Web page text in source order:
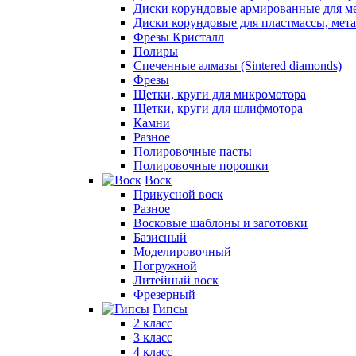
Диски корундовые армированные для
Диски корундовые для пластмассы,
Фрезы Кристалл
Полиры
Спеченные алмазы (Sintered diamonds)
Фрезы
Щетки, круги для микромотора
Щетки, круги для шлифмотора
Камни
Разное
Полировочные пасты
Полировочные порошки
Воск
Прикусной воск
Разное
Восковые шаблоны и заготовки
Базисный
Моделировочный
Погружной
Литейный воск
Фрезерный
Гипсы
2 класс
3 класс
4 класс